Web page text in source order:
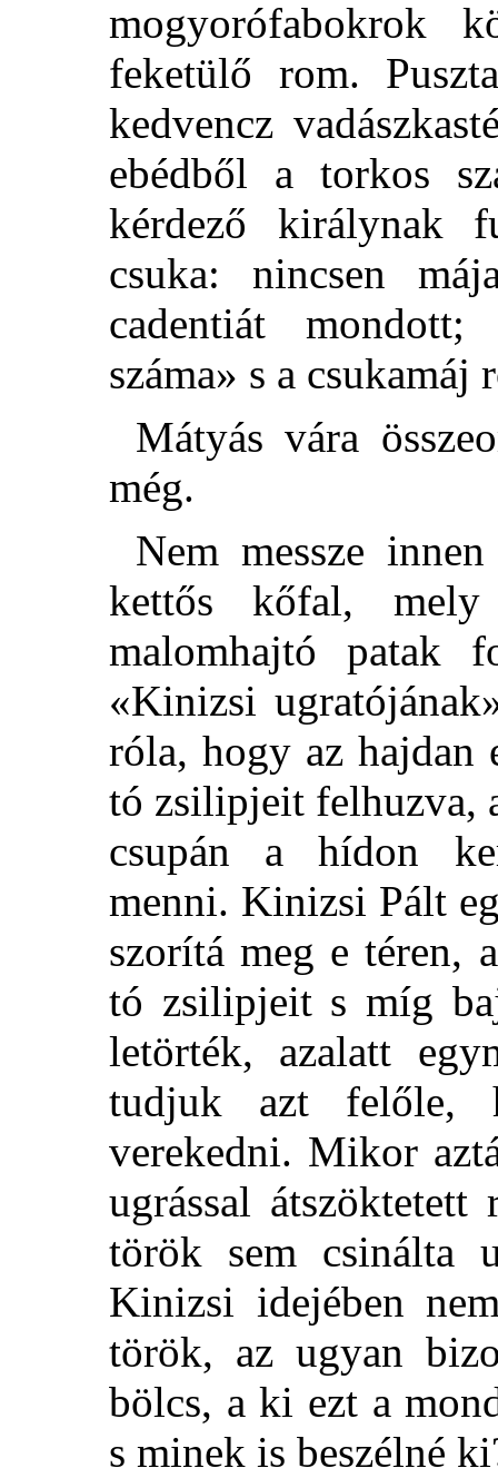
mogyorófabokrok
feketülő rom.
kedvencz
ebédből a torkos
kérdező királynak
csuka: nincsen
cadentiát
száma» s a
Mátyás vára
még.
Nem messze
kettős kőfal,
malomhajtó patak
«Kinizsi
róla, hogy az
tó zsilipjeit felhuzva,
csupán a hídon
menni. Kinizsi Pált
szorítá meg e téren,
tó zsilipjeit s míg
letörték, azalatt
tudjuk azt felőle,
verekedni. Mikor
ugrással
török sem csinálta
Kinizsi idejében
török, az ugyan
bölcs, a ki ezt a
s minek is beszélné